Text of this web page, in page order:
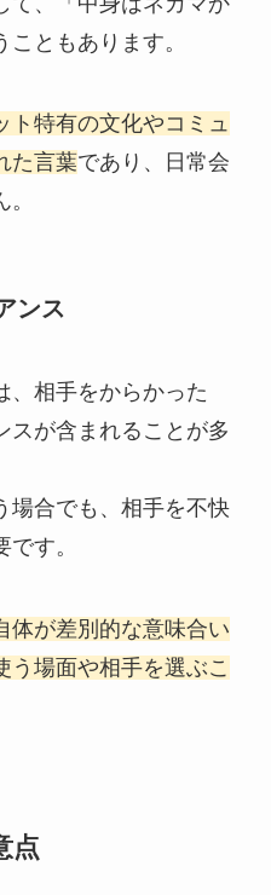
ともあります。
ト特有の文化やコミュ
た言葉であり、日常会
ンス
、相手をからかった
スが含まれることが多
場合でも、相手を不快
す。
体が差別的な意味合い
う場面や相手を選ぶこ
点